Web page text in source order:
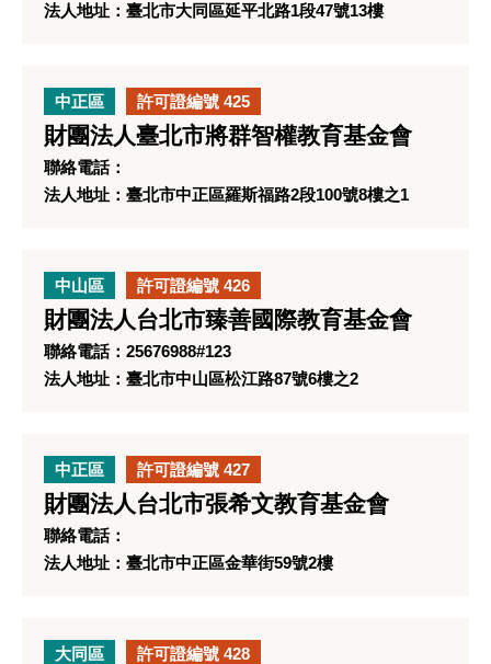
法人地址：臺北市大同區延平北路1段47號13樓
中正區 許可證編號 425
財團法人臺北市將群智權教育基金會
聯絡電話：
法人地址：臺北市中正區羅斯福路2段100號8樓之1
中山區 許可證編號 426
財團法人台北市臻善國際教育基金會
聯絡電話：25676988#123
法人地址：臺北市中山區松江路87號6樓之2
中正區 許可證編號 427
財團法人台北市張希文教育基金會
聯絡電話：
法人地址：臺北市中正區金華街59號2樓
大同區 許可證編號 428